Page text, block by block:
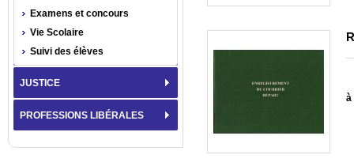
à
Examens et concours
Vie Scolaire
Suivi des élèves
JUSTICE
PROFESSIONS LIBÉRALES